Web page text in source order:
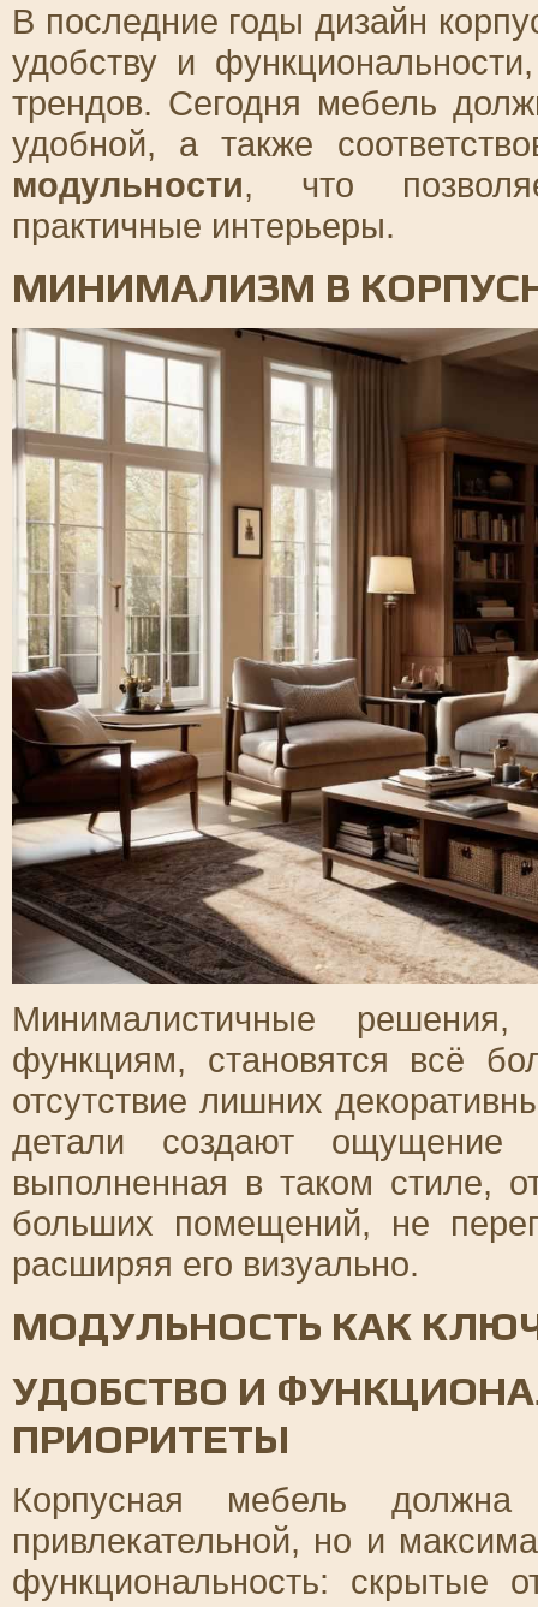
В последние годы дизайн
удобству и
трендов. Сегодня мебель
удобной, а также
модульности, что
практичные интерьеры.
МИНИМАЛИЗМ В
Минималистичные
функциям, становятся всё
отсутствие лишних
детали создают ощущение
выполненная в таком стиле,
больших помещений, не
расширяя его визуально.
МОДУЛЬНОСТЬ КАК
УДОБСТВО И
ПРИОРИТЕТЫ
Корпусная мебель
привлекательной, но и
функциональность: скрытые